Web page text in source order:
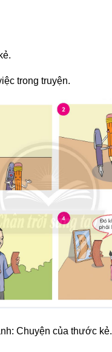
trong truyện.
Chuyện của thước kẻ.